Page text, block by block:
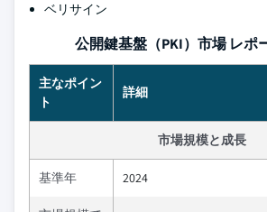
ベリサイン
公開鍵基盤（PKI）市場 レポ
主なポイン
ト
詳細
市場規模と成長
基準年 2024